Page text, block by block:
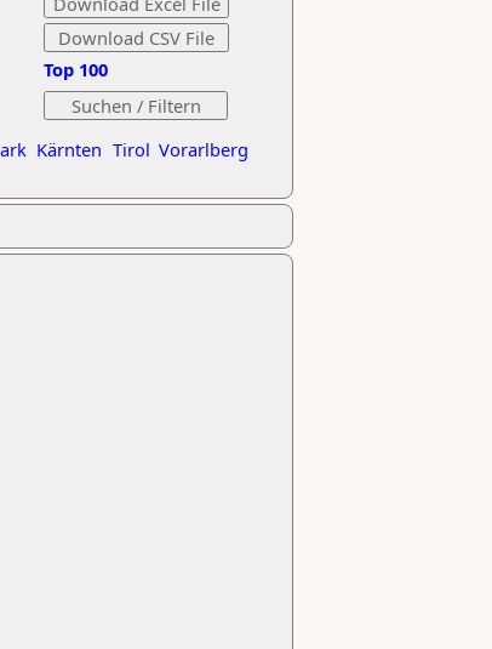
Kärnten Tirol Vorarlberg
Top 100